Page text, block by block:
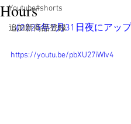
Youtube#shorts
追加新商品登録
Hours
（2025年7月31日夜にアップ
https://youtu.be/pbXU27iWIv4